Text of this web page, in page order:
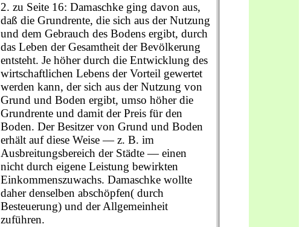
2. zu Seite 16: Damaschke ging davon aus,
daß die Grundrente, die sich aus der Nutzung
und dem Gebrauch des Bodens ergibt, durch
das Leben der Gesamtheit der Bevölkerung
entsteht. Je höher durch die Entwicklung des
wirtschaftlichen Lebens der Vorteil gewertet
werden kann, der sich aus der Nutzung von
Grund und Boden ergibt, umso höher die
Grundrente und damit der Preis für den
Boden. Der Besitzer von Grund und Boden
erhält auf diese Weise — z. B. im
Ausbreitungsbereich der Städte — einen
nicht durch eigene Leistung bewirkten
Einkommenszuwachs. Damaschke wollte
daher denselben abschöpfen( durch
Besteuerung) und der Allgemeinheit
zuführen.